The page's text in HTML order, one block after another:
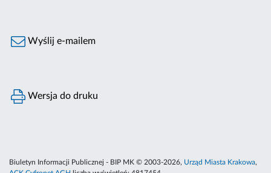
Wyślij e-mailem
Wersja do druku
Biuletyn Informacji Publicznej - BIP MK © 2003-2026, Urząd Miasta Krakowa,